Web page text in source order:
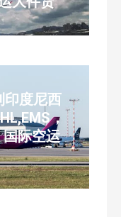
印度尼西
，
际空运